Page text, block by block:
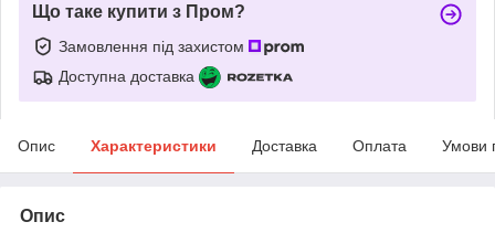
Що таке купити з Пром?
Замовлення під захистом
Доступна доставка
Опис Характеристики Доставка Оплата Умови
Опис